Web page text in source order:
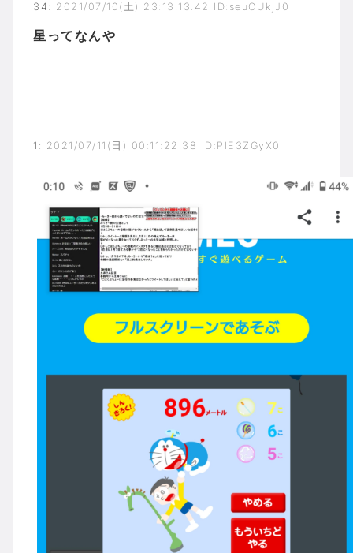
34 : 2021/07/10(土) 23:13:13.42 ID:seuCUkjJ0
星ってなんや
1 : 2021/07/11(日) 00:11:22.38 ID:PlE3ZGyX0